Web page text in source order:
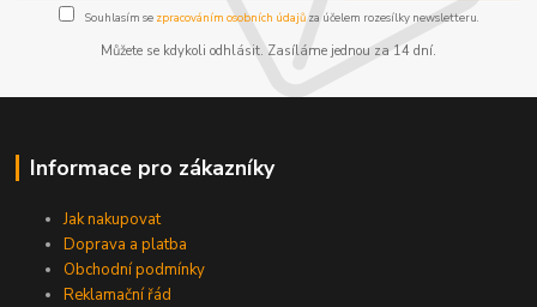
Souhlasím se zpracováním osobních údajůza účelem rozesílky newsletteru.
Můžete se kdykoli odhlásit. Zasíláme jednou za 14 dní.
Informace pro zákazníky
Jak nakupovat
Doprava a platba
Obchodní podmínky
Reklamační řád